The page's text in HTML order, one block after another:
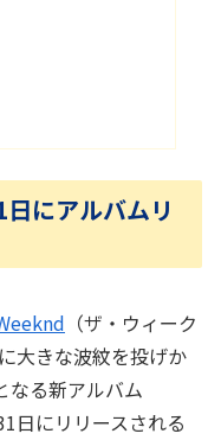
にアルバムリ
（ザ・ウィーク
大きな波紋を投げか
なる新アルバム
日にリリースされる